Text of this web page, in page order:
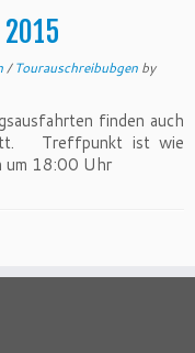
/Tourauschreibubgen by
finden auch
Treffpunkt ist wie
um 18:00 Uhr